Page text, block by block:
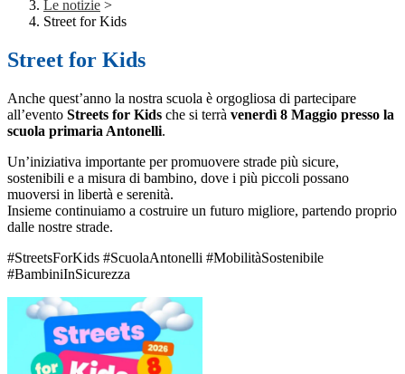
Le notizie >
Street for Kids
Street for Kids
Anche quest’anno la nostra scuola è orgogliosa di partecipare
all’evento Streets for Kids che si terrà venerdì 8 Maggio presso la
scuola primaria Antonelli.
Un’iniziativa importante per promuovere strade più sicure,
sostenibili e a misura di bambino, dove i più piccoli possano
muoversi in libertà e serenità.
Insieme continuiamo a costruire un futuro migliore, partendo proprio
dalle nostre strade.
#StreetsForKids #ScuolaAntonelli #MobilitàSostenibile
#BambiniInSicurezza